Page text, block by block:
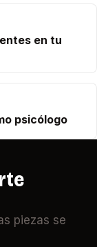
en tu
psicólogo
piezas se